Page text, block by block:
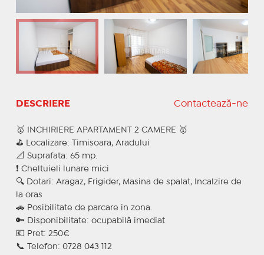
DESCRIERE Contactează-ne
🥇 INCHIRIERE APARTAMENT 2 CAMERE 🥇
⛳ Localizare: Timisoara, Aradului
📐 Suprafata: 65 mp.
❗ Cheltuieli lunare mici
🔍 Dotari: Aragaz, Frigider, Masina de spalat, Incalzire de
la oras
🚗 Posibilitate de parcare in zona.
🔑 Disponibilitate: ocupabilă imediat
💶 Pret: 250€
📞 Telefon: 0728 043 112